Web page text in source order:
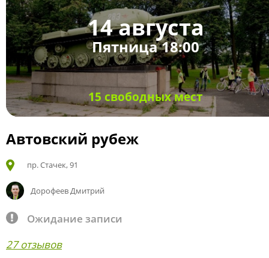
14 августа
Пятница 18:00
15 свободных мест
Автовский рубеж
пр. Стачек, 91
Дорофеев Дмитрий
Ожидание записи
27 отзывов